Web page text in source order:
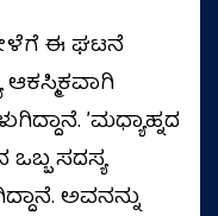
ಈ ಘಟನೆ
ಆಕಸ್ಮಿಕವಾಗಿ
ʼಮಧ್ಯಾಹ್ನದ
ಸದಸ್ಯ
ಅವನನ್ನು